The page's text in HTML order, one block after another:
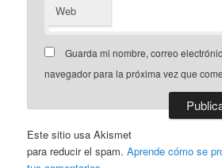
Web
Guarda mi nombre, correo
navegador para la próxima vez que
Este sitio usa Akismet
para reducir el spam.Aprende cómo se